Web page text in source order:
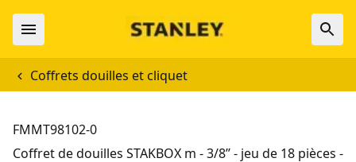
Coffrets douilles et cliquet
FMMT98102-0
Coffret de douilles STAKBOX m - 3/8’’ - jeu de 18 pièces -